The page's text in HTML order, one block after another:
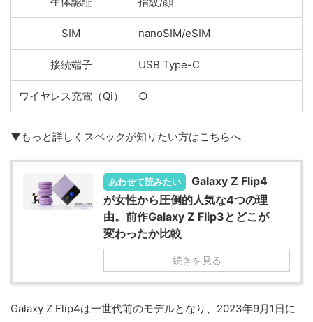
SIM nanoSIM/eSIM
接続端子 USB Type-C
ワイヤレス充電（Qi） ○
▼もっと詳しくスペックが知りたい方はこちらへ
あわせて読みたい
Galaxy Z Flip4
が女性から圧倒的人気な4つの理
由。前作Galaxy Z Flip3とどこが
変わったか比較
続きを見る
Galaxy Z Flip4は一世代前のモデルとなり、2023年9月1日に